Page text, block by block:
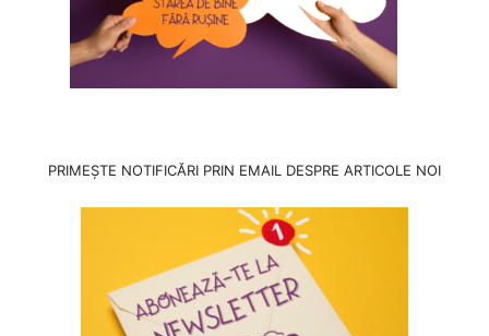
PRIMEȘTE NOTIFICĂRI PRIN EMAIL DESPRE ARTICOLE NOI